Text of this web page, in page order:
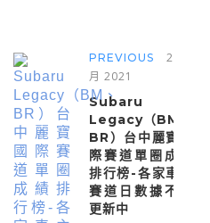
PREVIOUS
23 3
月 2021
Subaru
Legacy（BM、
BR）台中麗寶國
際賽道單圈成績
排行榜-各家車主
賽道日數據不斷
更新中